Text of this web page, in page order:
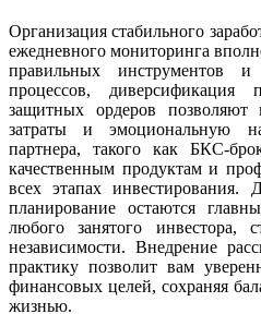
Организация стабильного
ежедневного мониторинга
правильных инструментов и
процессов, диверсификация
защитных ордеров позволяют
затраты и эмоциональную
партнера, такого как БКС-
качественным продуктам и
всех этапах инвестирования.
планирование остаются
любого занятого инвестора,
независимости. Внедрение
практику позволит вам
финансовых целей, сохраняя
жизнью.